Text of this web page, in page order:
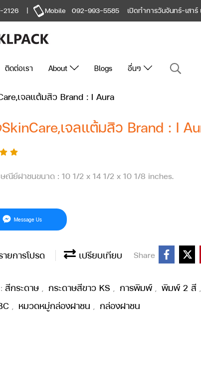
2126 | Mobile 092-993-5585 เปิดทำการวันจันทร์-เสาร์
ติดต่อเรา About Blogs อื่นๆ
เจลแต้มสิว Brand : I Aura
เจลแต้มสิว Brand : I
ณีย์ฝาชนขนาด : 10 1/2 x 14 1/2 x 10 1/8 inches.
Message Us
ายการโปรด เปรียบเทียบ Share
สีกระดาษ , กระดาษสีขาว KS , การพิมพ์ , พิมพ์ 2 สี ,
, หมวดหมู่กล่องฝาชน , กล่องฝาชน